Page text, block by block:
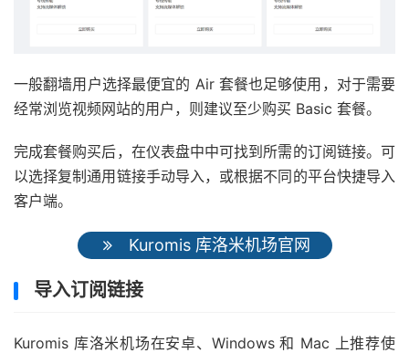
一般翻墙用户选择最便宜的 Air 套餐也足够使用，对于需要
经常浏览视频网站的用户，则建议至少购买 Basic 套餐。
完成套餐购买后，在仪表盘中中可找到所需的订阅链接。可
以选择复制通用链接手动导入，或根据不同的平台快捷导入
客户端。
Kuromis 库洛米机场官网
导入订阅链接
Kuromis 库洛米机场在安卓、Windows 和 Mac 上推荐使